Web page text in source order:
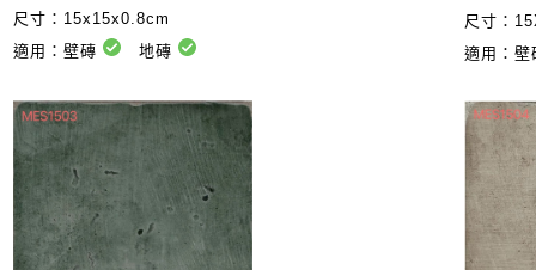
尺寸：15x15x0.8cm
適用：壁磚
地磚
尺寸：
適用：